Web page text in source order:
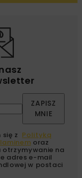
ZAPISZ
MNIE
z Polityką
oraz
otrzymywanie na
adres e-mail
w postaci